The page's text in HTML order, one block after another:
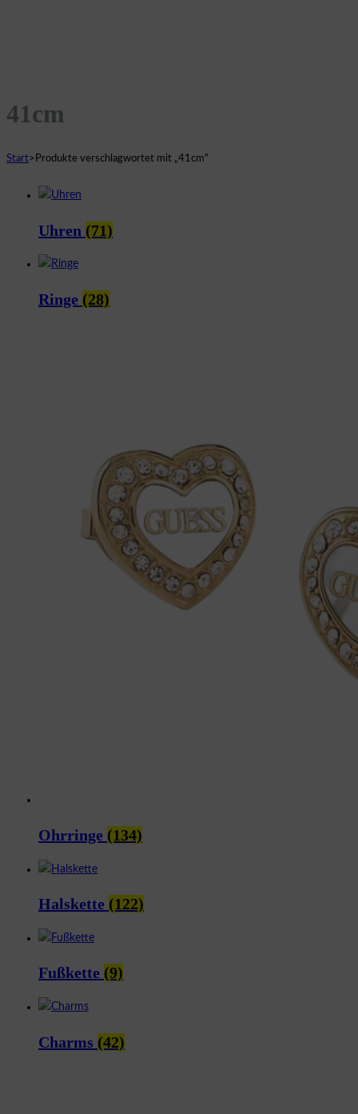
41cm
Start> Produkte verschlagwortet mit „41cm“
Uhren (71)
Ringe (28)
Ohrringe (134)
Halskette (122)
Fußkette (9)
Charms (42)